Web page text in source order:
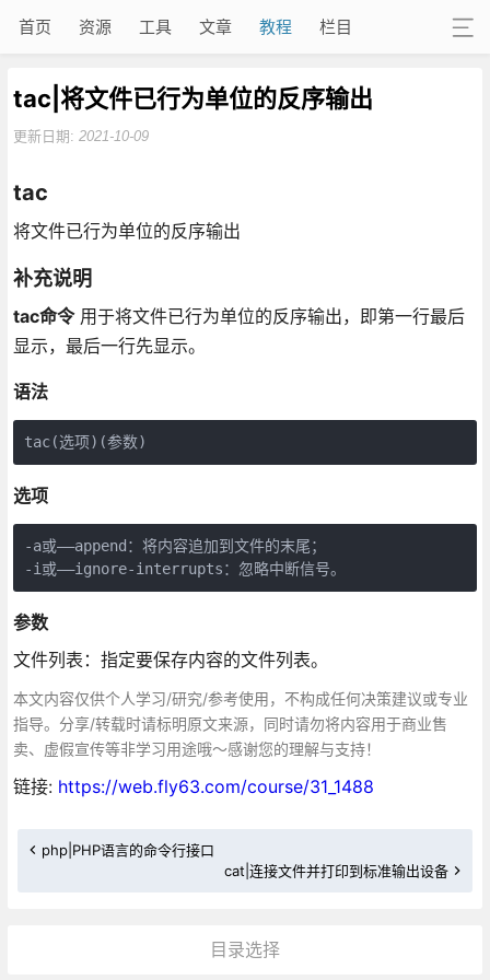
首页 资源 工具 文章 教程 栏目
tac|将文件已行为单位的反序输出
更新日期: 2021-10-09
tac
将文件已行为单位的反序输出
补充说明
tac命令用于将文件已行为单位的反序输出，即第一行最后
显示，最后一行先显示。
语法
tac(选项)(参数)
选项
-a或——append：将内容追加到文件的末尾；
-i或——ignore-interrupts：忽略中断信号。
参数
文件列表：指定要保存内容的文件列表。
本文内容仅供个人学习/研究/参考使用，不构成任何决策建议或专业
指导。分享/转载时请标明原文来源，同时请勿将内容用于商业售
卖、虚假宣传等非学习用途哦～感谢您的理解与支持！
链接: https://web.fly63.com/course/31_1488
php|PHP语言的命令行接口
cat|连接文件并打印到标准输出设备
目录选择